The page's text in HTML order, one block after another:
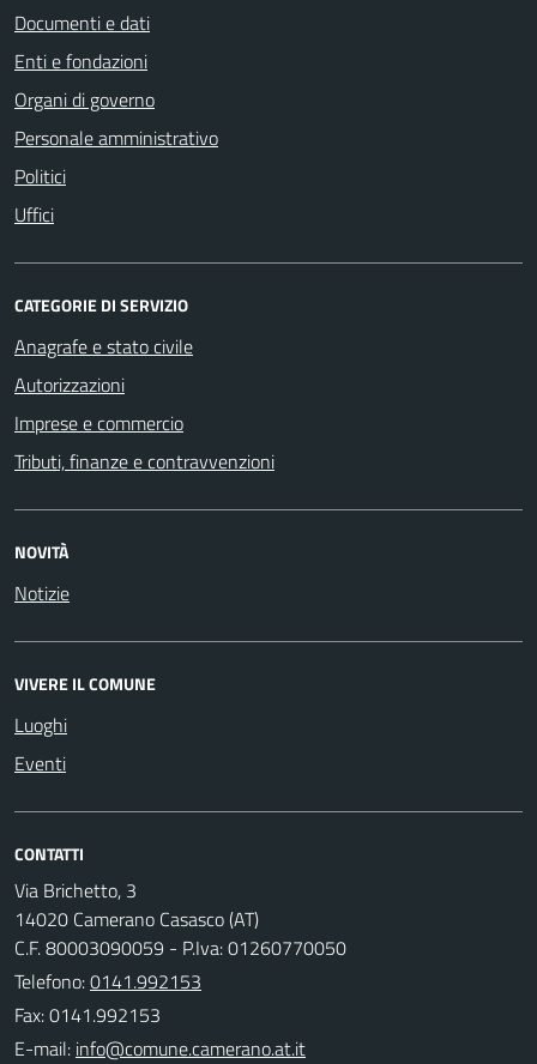
Documenti e dati
Enti e fondazioni
Organi di governo
Personale amministrativo
Politici
Uffici
CATEGORIE DI SERVIZIO
Anagrafe e stato civile
Autorizzazioni
Imprese e commercio
Tributi, finanze e contravvenzioni
NOVITÀ
Notizie
VIVERE IL COMUNE
Luoghi
Eventi
CONTATTI
Via Brichetto, 3
14020 Camerano Casasco (AT)
C.F. 80003090059 - P.Iva: 01260770050
Telefono:0141.992153
Fax: 0141.992153
E-mail: